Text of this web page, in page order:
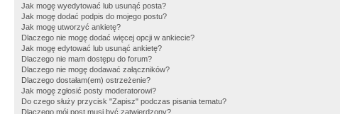
Jak mogę wyedytować lub usunąć posta?
Jak mogę dodać podpis do mojego postu?
Jak mogę utworzyć ankietę?
Dlaczego nie mogę dodać więcej opcji w ankiecie?
Jak mogę edytować lub usunąć ankietę?
Dlaczego nie mam dostępu do forum?
Dlaczego nie mogę dodawać załączników?
Dlaczego dostałam(em) ostrzeżenie?
Jak mogę zgłosić posty moderatorowi?
Do czego służy przycisk "Zapisz" podczas pisania tematu?
Dlaczego mój post musi być zatwierdzony?